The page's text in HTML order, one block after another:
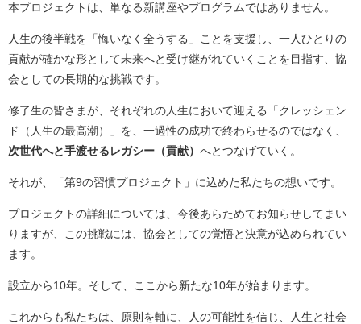
本プロジェクトは、単なる新講座やプログラムではありません。
人生の後半戦を「悔いなく全うする」ことを支援し、一人ひとりの
貢献が確かな形として未来へと受け継がれていくことを目指す、協
会としての長期的な挑戦です。
修了生の皆さまが、それぞれの人生において迎える「クレッシェン
ド（人生の最高潮）」を、一過性の成功で終わらせるのではなく、
次世代へと手渡せるレガシー（貢献） へとつなげていく。
それが、「第9の習慣プロジェクト」に込めた私たちの想いです。
プロジェクトの詳細については、今後あらためてお知らせしてまい
りますが、この挑戦には、協会としての覚悟と決意が込められてい
ます。
設立から10年。そして、ここから新たな10年が始まります。
これからも私たちは、原則を軸に、人の可能性を信じ、人生と社会